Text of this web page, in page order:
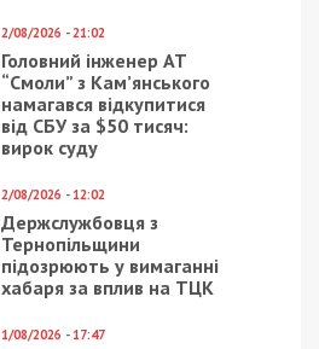
2/08/2026 - 21:02
Головний інженер АТ
“Смоли” з Кам’янського
намагався відкупитися
від СБУ за $50 тисяч:
вирок суду
2/08/2026 - 12:02
Держслужбовця з
Тернопільщини
підозрюють у вимаганні
хабаря за вплив на ТЦК
1/08/2026 - 17:47